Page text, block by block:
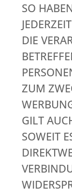
SO
DIE
ZUM
GILT
SOWEIT